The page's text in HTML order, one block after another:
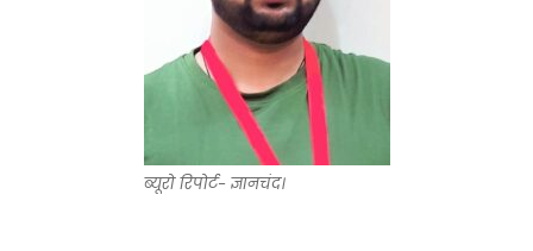
ब्यूरो रिपोर्ट- ज्ञानचंद।